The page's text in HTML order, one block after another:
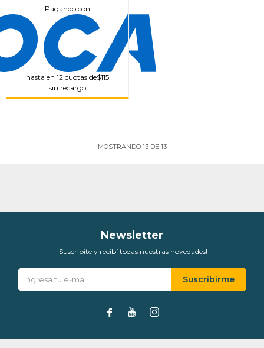
Pagando con
hasta en 12 cuotas de$115
sin recargo
MOSTRANDO 13DE 13
Newsletter
¡Suscribite y recibí todas nuestras novedades!
Suscribirme
  